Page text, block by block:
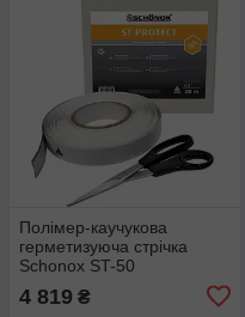
Полімер-каучукова
герметизуюча стрічка
Schonox ST-50
4 819 ₴